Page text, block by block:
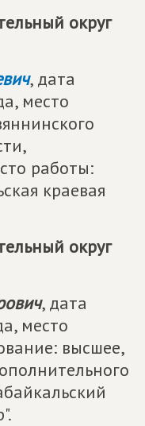
округ
, дата
место
работы:
краевая
округ
, дата
место
высшее,